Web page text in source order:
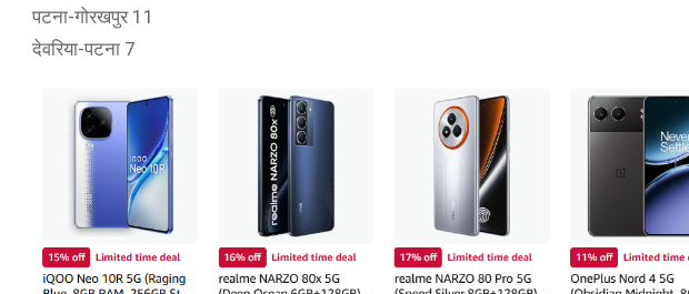
पटना-गोरखपुर 11
देवरिया-पटना 7